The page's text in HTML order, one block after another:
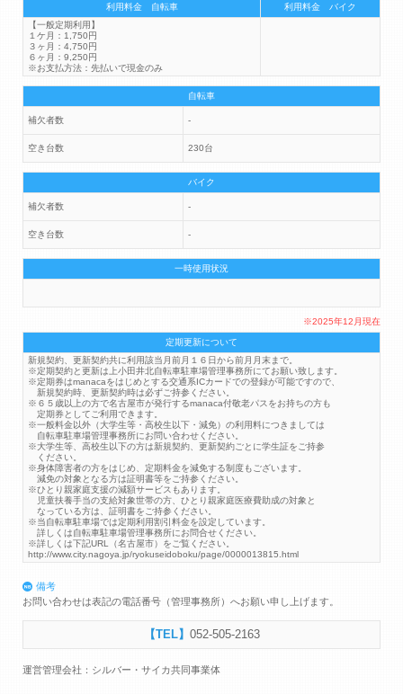
利用料金 自転車
利用料金 バイク
【一般定期利用】
１ケ月：1,750円
３ヶ月：4,750円
６ヶ月：9,250円
※お支払方法：先払いで現金のみ
自転車
補欠者数 -
空き台数 230台
バイク
補欠者数 -
空き台数 -
一時使用状況
※2025年12月現在
定期更新について
新規契約、更新契約共に利用該当月前月１６日から前月月末まで。
※定期契約と更新は上小田井北自転車駐車場管理事務所にてお願い致します。
※定期券はmanacaをはじめとする交通系ICカードでの登録が可能ですので、
新規契約時、更新契約時は必ずご持参ください。
※６５歳以上の方で名古屋市が発行するmanaca付敬老パスをお持ちの方も
定期券としてご利用できます。
※一般料金以外（大学生等・高校生以下・減免）の利用料につきましては
自転車駐車場管理事務所にお問い合わせください。
※大学生等、高校生以下の方は新規契約、更新契約ごとに学生証をご持参
ください。
※身体障害者の方をはじめ、定期料金を減免する制度もございます。
減免の対象となる方は証明書等をご持参ください。
※ひとり親家庭支援の減額サービスもあります。
児童扶養手当の支給対象世帯の方、ひとり親家庭医療費助成の対象と
なっている方は、証明書をご持参ください。
※当自転車駐車場では定期利用割引料金を設定しています。
詳しくは自転車駐車場管理事務所にお問合せください。
※詳しくは下記URL（名古屋市）をご覧ください。
http://www.city.nagoya.jp/ryokuseidoboku/page/0000013815.html
備考
お問い合わせは表記の電話番号（管理事務所）へお願い申し上げます。
052-505-2163
運営管理会社：シルバー・サイカ共同事業体